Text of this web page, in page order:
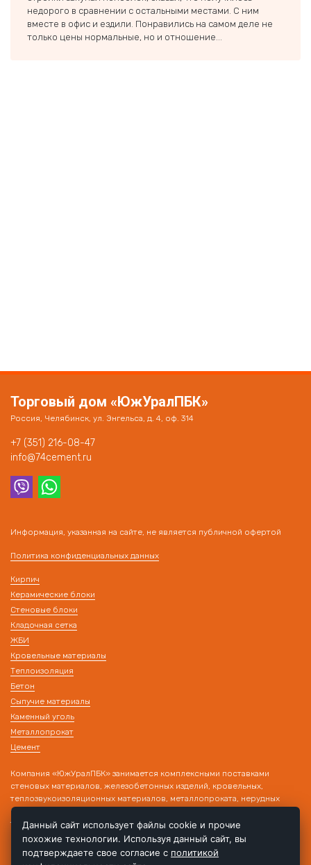
недорого в сравнении с остальными местами. С ним
вместе в офис и ездили. Понравились на самом деле не
только цены нормальные, но и отношение...
Торговый дом «ЮжУралПБК»
Россия, Челябинск, ул. Энгельса, д. 4, оф. 314
+7 (351) 216-08-47
info@74cement.ru
Информация, указанная на сайте, не является публичной офертой
Политика конфиденциальных данных
Кирпич
Керамические блоки
Стеновые блоки
Кладочная сетка
ЖБИ
Кровельные материалы
Теплоизоляция
Бетон
Сыпучие материалы
Каменный уголь
Металлопрокат
Цемент
Компания «ЮжУралПБК» занимается комплексными поставками
стеновых материалов, железобетонных изделий, кровельных,
теплозвукоизоляционных материалов, металлопроката, нерудных
материалов на строительные объекты. Наличие собственного
транспорта и склада позволяет производить поставку товара в день
обращения!
Данный сайт использует файлы cookie и прочие
похожие технологии. Используя данный сайт, вы
подтверждаете свое согласие с политикой